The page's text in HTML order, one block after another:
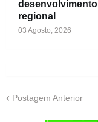
desenvolvimento
regional
03 Agosto, 2026
Postagem Anterior